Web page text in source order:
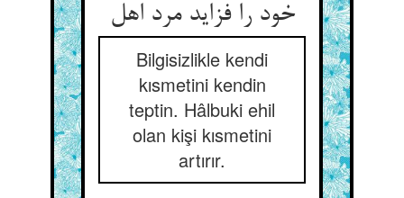
خود را فزاید مرد اهل‏
Bilgisizlikle kendi
kısmetini kendin
teptin. Hâlbuki ehil
olan kişi kısmetini
artırır.